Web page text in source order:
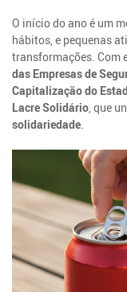
O início do ano é um
hábitos, e pequenas
transformações. Com
das Empresas de
Capitalização do
Lacre Solidário , que
solidariedade